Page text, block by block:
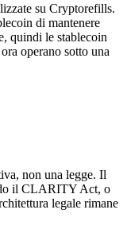
su Cryptorefills.
di mantenere
quindi le stablecoin
operano sotto una
non una legge. Il
il CLARITY Act, o
legale rimane